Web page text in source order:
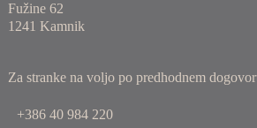
Fužine 62
1241 Kamnik
Za stranke na voljo po predhodnem
+386 40 984 220